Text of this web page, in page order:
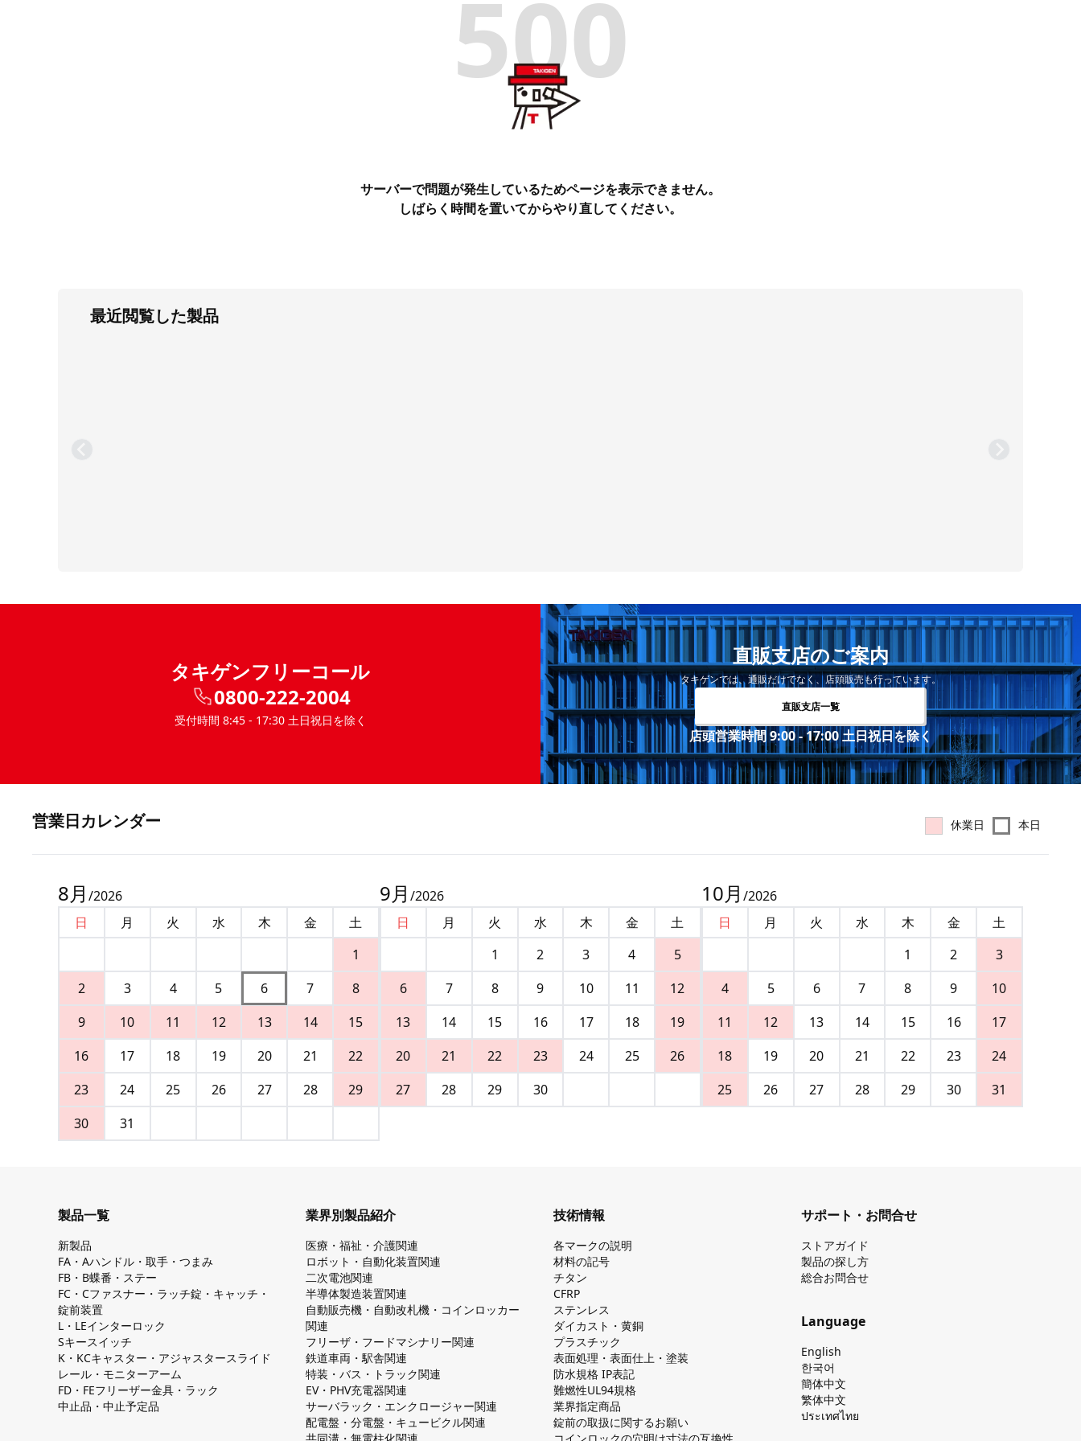
500
サーバーで問題が発生しているためページを表示できません。
しばらく時間を置いてからやり直してください。
最近閲覧した製品
タキゲンフリーコール
0800-222-2004
受付時間 8:45 - 17:30 土日祝日を除く
直販支店のご案内
タキゲンでは、通販だけでなく、店頭販売も行っています。
直販支店一覧
店頭営業時間 9:00 - 17:00 土日祝日を除く
営業⽇カレンダー 休業日 本日
8月 /2026
日
月 火 水 木 金
土
1
2
3 4 5 6 7
8
9
10 11 12 13 14
15
16
17 18 19 20 21
22
23
24 25 26 27 28
29
30
31
9月 /2026
日
月 火 水 木 金
土
1
2 3 4
5
6
7 8 9 10 11
12
13
14 15 16 17 18
19
20
21 22 23 24 25
26
27
28 29 30
10月 /2026
日
月 火 水 木 金
土
1
2
3
4
5 6 7 8 9
10
11
12 13 14 15 16
17
18
19 20 21 22 23
24
25
26 27 28 29 30 31
製品一覧
新製品
FA・Aハンドル・取手・つまみ
FB・B蝶番・ステー
FC・Cファスナー・ラッチ錠・キャッチ・
錠前装置
L・LEインターロック
Sキースイッチ
K・KCキャスター・アジャスタースライド
レール・モニターアーム
FD・FEフリーザー金具・ラック
中止品・中止予定品
業界別製品紹介
医療・福祉・介護関連
ロボット・自動化装置関連
二次電池関連
半導体製造装置関連
自動販売機・自動改札機・コインロッカー
関連
フリーザ・フードマシナリー関連
鉄道車両・駅舎関連
特装・バス・トラック関連
EV・PHV充電器関連
サーバラック・エンクロージャー関連
配電盤・分電盤・キュービクル関連
技術情報
各マークの説明
材料の記号
チタン
CFRP
ステンレス
ダイカスト・⻩銅
プラスチック
表面処理・表面仕上・塗装
防⽔規格 IP表記
難燃性UL94規格
業界指定商品
錠前の取扱に関するお願い
サポート・お問合せ
ストアガイド
製品の探し⽅
総合お問合せ
Language
English
한국어
簡体中文
繁体中文
ประเทศไทย